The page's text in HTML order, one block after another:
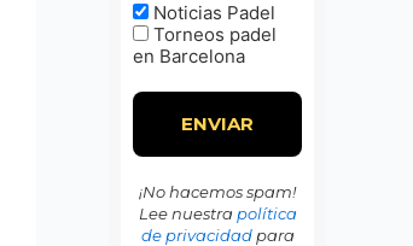
Noticias Padel
Torneos padel
en Barcelona
¡No hacemos spam!
Lee nuestra política
de privacidadpara